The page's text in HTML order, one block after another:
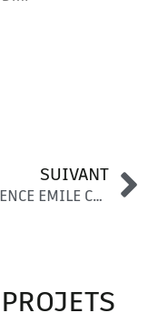
SUIVANT
RESIDENCE EMILE COMBES